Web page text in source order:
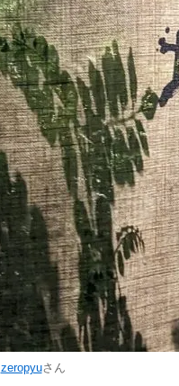
zeropyuさん